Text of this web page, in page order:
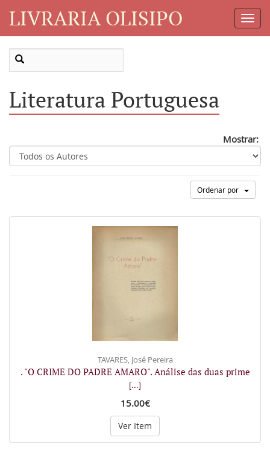
LIVRARIA OLISIPO
Literatura Portuguesa
Mostrar:
Ordenar por
TAVARES, José Pereira
. "O CRIME DO PADRE AMARO". Análise das duas prime
[...]
15.00€
Ver Item